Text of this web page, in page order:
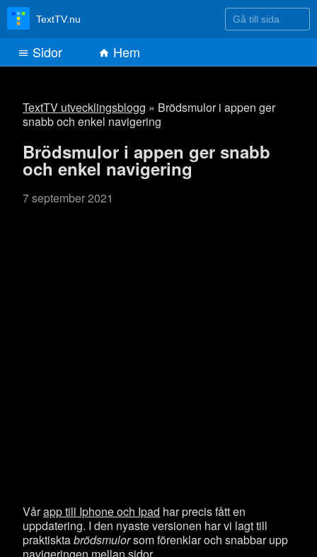
TextTV utvecklingsblogg » Brödsmulor i appen ger
snabb och enkel navigering
Brödsmulor i appen ger snabb
och enkel navigering
7 september 2021
Vårapp till Iphone och Ipad har precis fått en
uppdatering. I den nyaste versionen har vi lagt till
praktisktabrödsmulorsom förenklar och snabbar upp
navigeringen mellan sidor.
TextTV.nu Gå till sida
Sidor Hem